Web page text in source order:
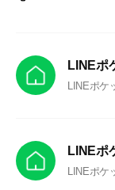
LINEポ
LINEポケ
LINEポ
LINEポケ